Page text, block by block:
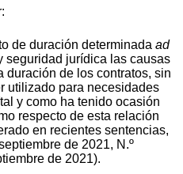
de duración determinada ad
seguridad jurídica las causas
duración de los contratos, sin
utilizado para necesidades
y como ha tenido ocasión
respecto de esta relación
en recientes sentencias,
de 2021, N.º
de 2021).